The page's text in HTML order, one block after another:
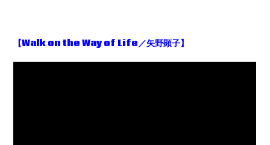
【Walk on the Way of Life／矢野顕子】